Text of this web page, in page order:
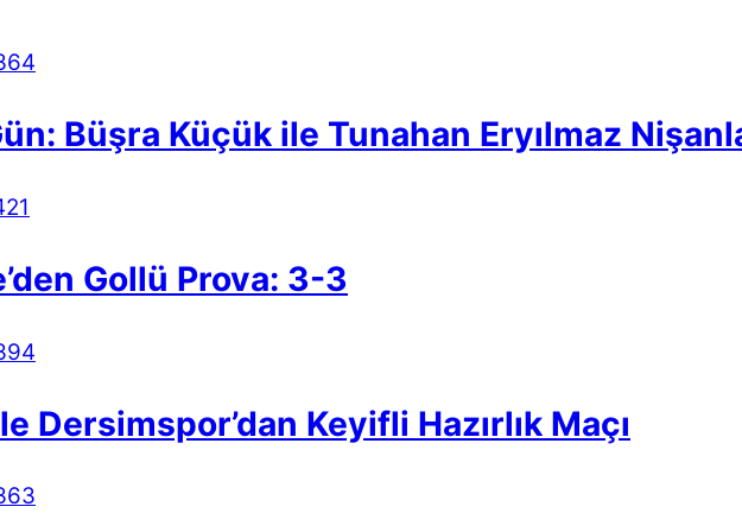
Büşra Küçük ile Tunahan Eryılmaz
Gollü Prova: 3-3
Dersimspor’dan Keyifli Hazırlık Maçı